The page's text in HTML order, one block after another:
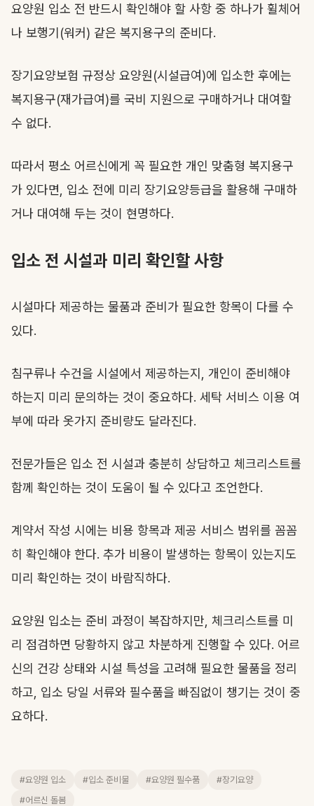
요양원 입소 전 반드시 확인해야 할 사항 중 하나가 휠체어
나 보행기(워커) 같은 복지용구의 준비다.
장기요양보험 규정상 요양원(시설급여)에 입소한 후에는
복지용구(재가급여)를 국비 지원으로 구매하거나 대여할
수 없다.
따라서 평소 어르신에게 꼭 필요한 개인 맞춤형 복지용구
가 있다면, 입소 전에 미리 장기요양등급을 활용해 구매하
거나 대여해 두는 것이 현명하다.
입소 전 시설과 미리 확인할 사항
시설마다 제공하는 물품과 준비가 필요한 항목이 다를 수
있다.
침구류나 수건을 시설에서 제공하는지, 개인이 준비해야
하는지 미리 문의하는 것이 중요하다. 세탁 서비스 이용 여
부에 따라 옷가지 준비량도 달라진다.
전문가들은 입소 전 시설과 충분히 상담하고 체크리스트를
함께 확인하는 것이 도움이 될 수 있다고 조언한다.
계약서 작성 시에는 비용 항목과 제공 서비스 범위를 꼼꼼
히 확인해야 한다. 추가 비용이 발생하는 항목이 있는지도
미리 확인하는 것이 바람직하다.
요양원 입소는 준비 과정이 복잡하지만, 체크리스트를 미
리 점검하면 당황하지 않고 차분하게 진행할 수 있다. 어르
신의 건강 상태와 시설 특성을 고려해 필요한 물품을 정리
하고, 입소 당일 서류와 필수품을 빠짐없이 챙기는 것이 중
요하다.
#요양원 입소 #입소 준비물 #요양원 필수품
#장기요양
#어르신 돌봄